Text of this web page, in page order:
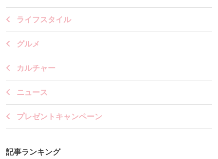
ライフスタイル
グルメ
カルチャー
ニュース
プレゼントキャンペーン
記事ランキング